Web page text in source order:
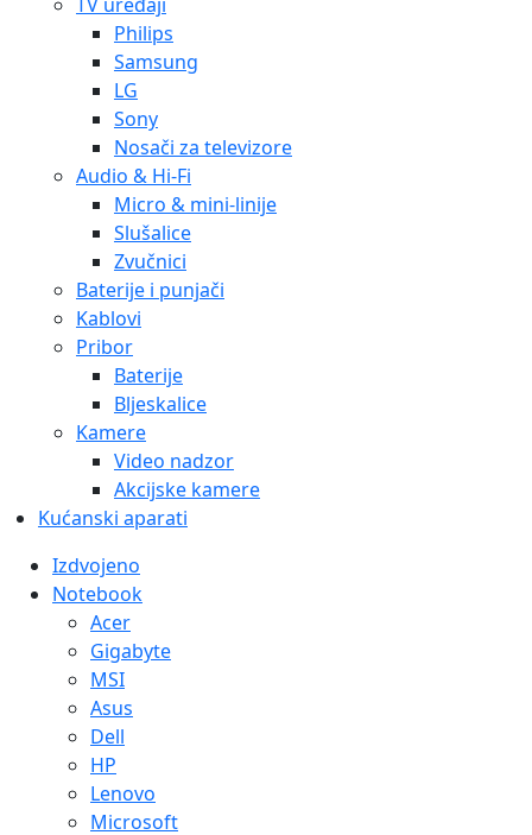
Philips
Samsung
LG
Sony
Nosači za televizore
Audio & Hi-Fi
Micro & mini-linije
Slušalice
Zvučnici
Baterije i punjači
Kablovi
Pribor
Baterije
Bljeskalice
Kamere
Video nadzor
Akcijske kamere
Kućanski aparati
Izdvojeno
Notebook
Acer
Gigabyte
MSI
Asus
Dell
HP
Lenovo
Microsoft